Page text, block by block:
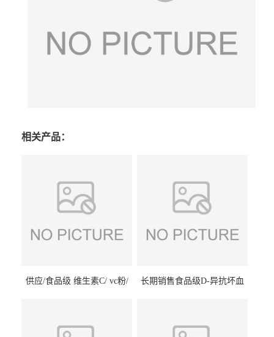
相关产品：
供应/食品级 维生素C/ vc粉/
长期销售食品级D-异抗坏血